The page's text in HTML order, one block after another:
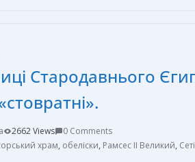
Стародавнього
2662 Views
0 Comments
храм, обеліски, Рамсес II Великий,